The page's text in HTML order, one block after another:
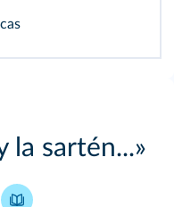
la sartén...»